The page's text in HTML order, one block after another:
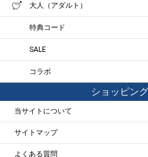
大人（アダルト）
特典コード
SALE
コラボ
ショッピン
当サイトについて
サイトマップ
よくある質問